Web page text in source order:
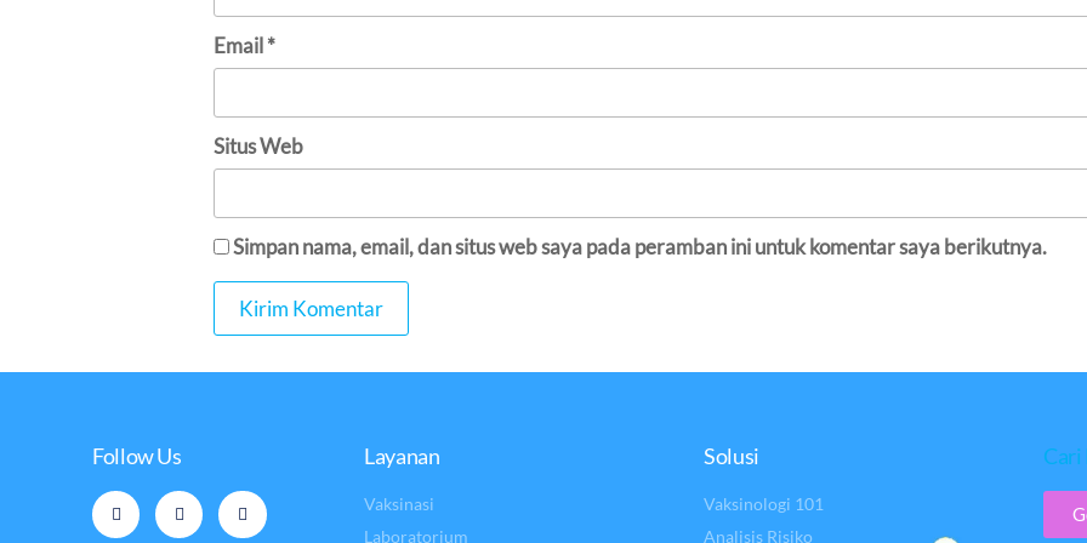
Email*
Situs Web
Simpan nama, email, dan situs web saya pada peramban ini untuk komentar saya berikutnya.
Follow Us Layanan
Vaksinasi
Laboratorium
Solusi
Vaksinologi 101
Analisis Risiko